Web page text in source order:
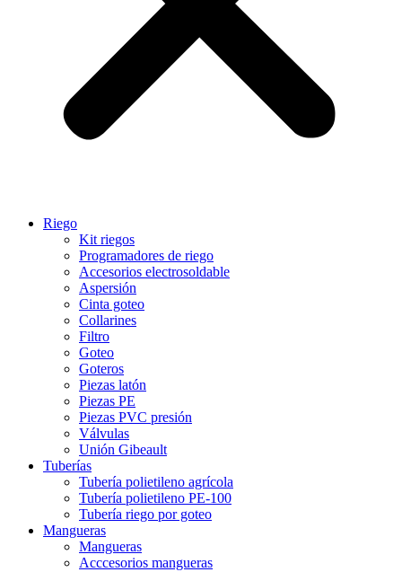
Riego
Kit riegos
Programadores de riego
Accesorios electrosoldable
Aspersión
Cinta goteo
Collarines
Filtro
Goteo
Goteros
Piezas latón
Piezas PE
Piezas PVC presión
Válvulas
Unión Gibeault
Tuberías
Tubería polietileno agrícola
Tubería polietileno PE-100
Tubería riego por goteo
Mangueras
Mangueras
Acccesorios mangueras